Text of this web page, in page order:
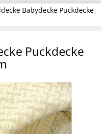
Babydecke Puckdecke
Puckdecke